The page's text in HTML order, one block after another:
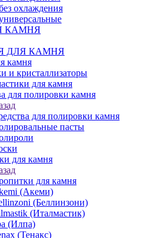
охлаждения
КАМНЯ
ДЛЯ КАМНЯ
камня
и кристаллизаторы
для камня
для полировки камня
для полировки камня
пасты
для камня
для камня
(Акеми)
(Беллинзони)
(Италмастик)
(Илпа)
(Тенакс)